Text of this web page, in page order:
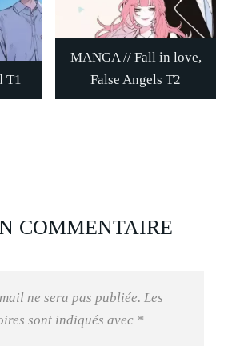
T1
MANGA // Fall in love,
False Angels T2
COMMENTAIRE
ne sera pas publiée. Les
sont indiqués avec *